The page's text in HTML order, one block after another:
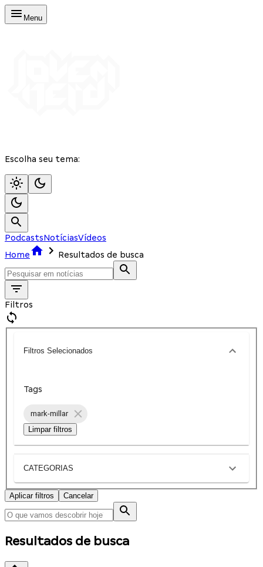
Menu
Escolha seu tema:
PodcastsNotíciasVídeos
Home
Resultados de busca
Filtros
Filtros Selecionados
Tags
mark-millar
Limpar filtros
CATEGORIAS
Aplicar filtros Cancelar
Resultados de busca